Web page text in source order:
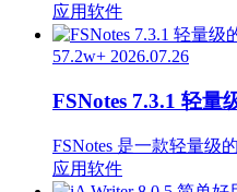
应用软件
57.2w+ 2026.07.26
FSNotes 7.3.1 轻量
FSNotes 是一款轻量级
应用软件